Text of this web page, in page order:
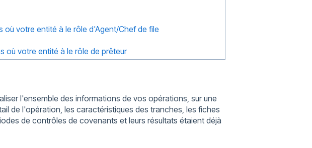
où votre entité à le rôle d'Agent/Chef de file
où votre entité à le rôle de prêteur
l'ensemble des informations de vos opérations, sur une
de l'opération, les caractéristiques des tranches, les fiches
de contrôles de covenants et leurs résultats étaient déjà